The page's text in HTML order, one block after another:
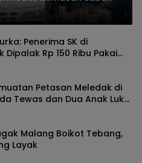
Penerima SK di
Dipalak Rp 150 Ribu Pakai
KPK Turut Pantau
Petasan Meledak di
Tewas dan Dua Anak Luka
Malang Boikot Tebang,
Layak